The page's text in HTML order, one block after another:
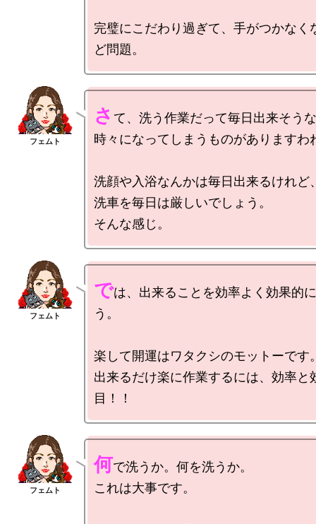
完璧にこだわり過ぎて、手がつかなく
さ て、洗う作業だって毎日出来そう
時々になってしまうものがありますわ
洗顔や入浴なんかは毎日出来るけれど
洗車を毎日は厳しいでしょう。
では、出来ることを効率よく効果的
う。
楽して開運はワタクシのモットーです
出来るだけ楽に作業するには、効率と
何で洗うか。何を洗うか。
これは大事です。